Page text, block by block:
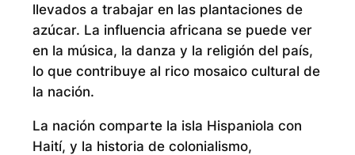
llevados a trabajar en las plantaciones de
azúcar. La influencia africana se puede ver
en la música, la danza y la religión del país,
lo que contribuye al rico mosaico cultural de
la nación.
La nación comparte la isla Hispaniola con
Haití, y la historia de colonialismo,